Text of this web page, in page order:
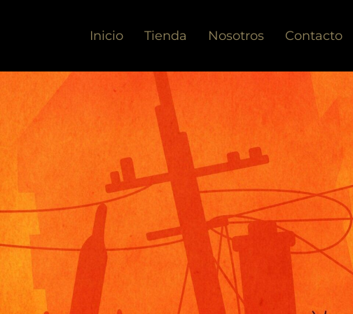
Inicio Tienda Nosotros Contacto